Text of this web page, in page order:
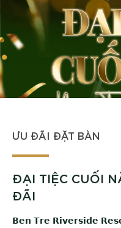
ƯU ĐÃI ĐẶT BÀN
ĐẠI TIỆC CUỐI
ĐÃI
𝗕𝗲𝗻 𝗧𝗿𝗲 𝗥𝗶𝘃𝗲𝗿𝘀𝗶𝗱𝗲